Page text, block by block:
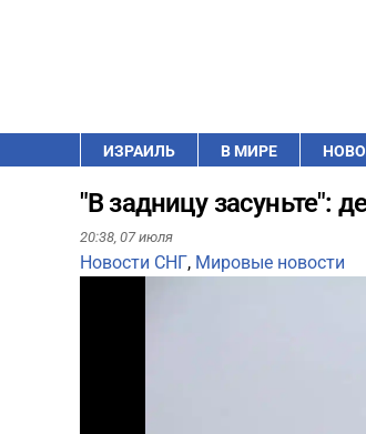
ИЗРАИЛЬ В МИРЕ
"В задницу засуньте":
20:38, 07 июля
Новости СНГ, Мировые новости